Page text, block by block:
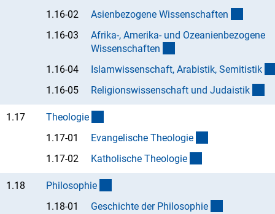
1.16-02
Asienbezogene Wissenschaften
1.16-03
Afrika-, Amerika- und Ozeanienbezogene
Wissenschaften
1.16-04
Islamwissenschaft, Arabistik, Semitistik
1.16-05
Religionswissenschaft und Judaistik
1.17 Theologie
1.17-01
Evangelische Theologie
1.17-02
Katholische Theologie
1.18 Philosophie
1.18-01
Geschichte der Philosophie